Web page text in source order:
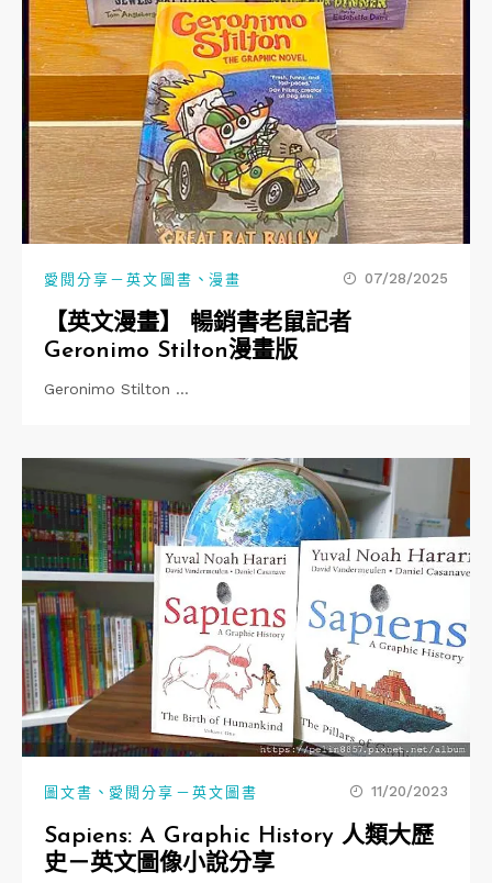
愛閱分享－英文圖書 、 漫畫 07/28/2025
【英文漫畫】 暢銷書老鼠記者
Geronimo Stilton漫畫版
Geronimo Stilton …
圖文書 、 愛閱分享－英文圖書 11/20/2023
Sapiens: A Graphic History 人類大歷
史－英文圖像小說分享